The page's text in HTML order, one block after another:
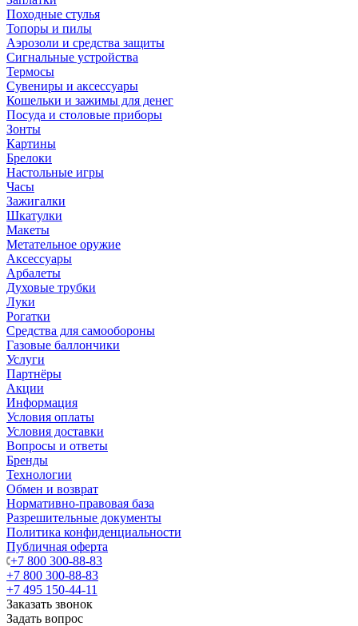
Походные стулья
Топоры и пилы
Аэрозоли и средства защиты
Сигнальные устройства
Термосы
Сувениры и аксессуары
Кошельки и зажимы для денег
Посуда и столовые приборы
Зонты
Картины
Брелоки
Настольные игры
Часы
Зажигалки
Шкатулки
Макеты
Метательное оружие
Аксессуары
Арбалеты
Духовые трубки
Луки
Рогатки
Средства для самообороны
Газовые баллончики
Услуги
Партнёры
Акции
Информация
Условия оплаты
Условия доставки
Вопросы и ответы
Бренды
Технологии
Обмен и возврат
Нормативно-правовая база
Разрешительные документы
Политика конфиденциальности
Публичная оферта
+7 800 300-88-83
+7 800 300-88-83
+7 495 150-44-11
Заказать звонок
Задать вопрос